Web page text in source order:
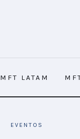
MFT LATAM
EVENTOS